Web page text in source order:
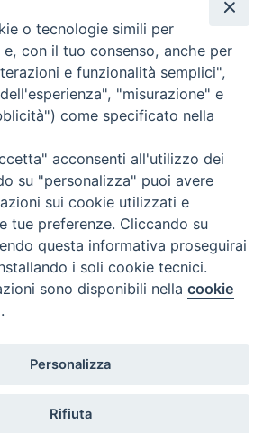
o tecnologie simili per
con il tuo consenso, anche per
e funzionalità semplici",
"misurazione" e
come specificato nella
acconsenti all'utilizzo dei
su "personalizza" puoi avere
sui cookie utilizzati e
tue preferenze. Cliccando su
questa informativa proseguirai
i soli cookie tecnici.
sono disponibili nellacookie
Personalizza
Rifiuta